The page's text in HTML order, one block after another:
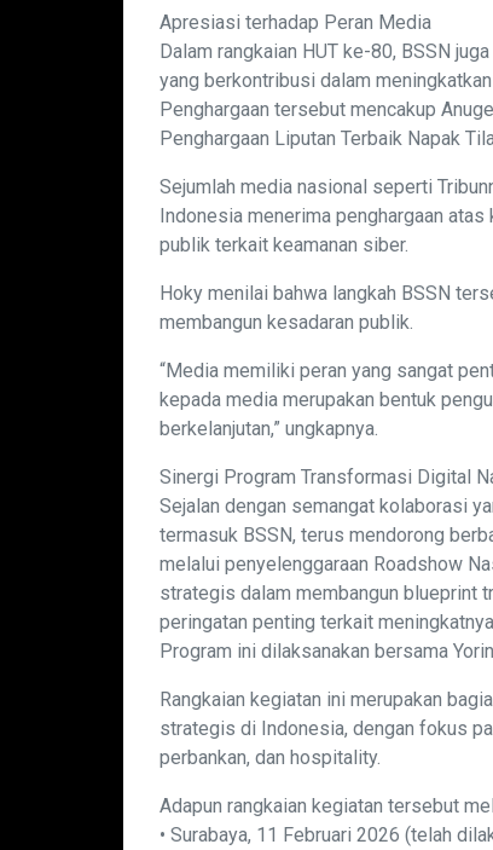
Apresiasi terhadap Peran Media
Dalam rangkaian HUT ke-80, BSSN
yang berkontribusi dalam
Penghargaan tersebut mencakup
Penghargaan Liputan Terbaik Napak
Sejumlah media nasional seperti
Indonesia menerima penghargaan
publik terkait keamanan siber.
Hoky menilai bahwa langkah BSSN
membangun kesadaran publik.
“Media memiliki peran yang sangat
kepada media merupakan bentuk
berkelanjutan,” ungkapnya.
Sinergi Program Transformasi Digital
Sejalan dengan semangat kolaborasi
termasuk BSSN, terus mendorong
melalui penyelenggaraan Roadshow
strategis dalam membangun blueprint
peringatan penting terkait
Program ini dilaksanakan bersama
Rangkaian kegiatan ini merupakan
strategis di Indonesia, dengan fokus
perbankan, dan hospitality.
Adapun rangkaian kegiatan tersebut
• Surabaya, 11 Februari 2026 (telah